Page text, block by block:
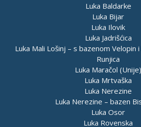
Luka Baldarke
Luka Bijar
Luka Ilovik
Luka Jadrišćica
Luka Mali Lošinj – s bazenom Velopin
Runjica
Luka Maračol (Unije)
Luka Mrtvaška
Luka Nerezine
Luka Nerezine – bazen
Luka Osor
Luka Rovenska